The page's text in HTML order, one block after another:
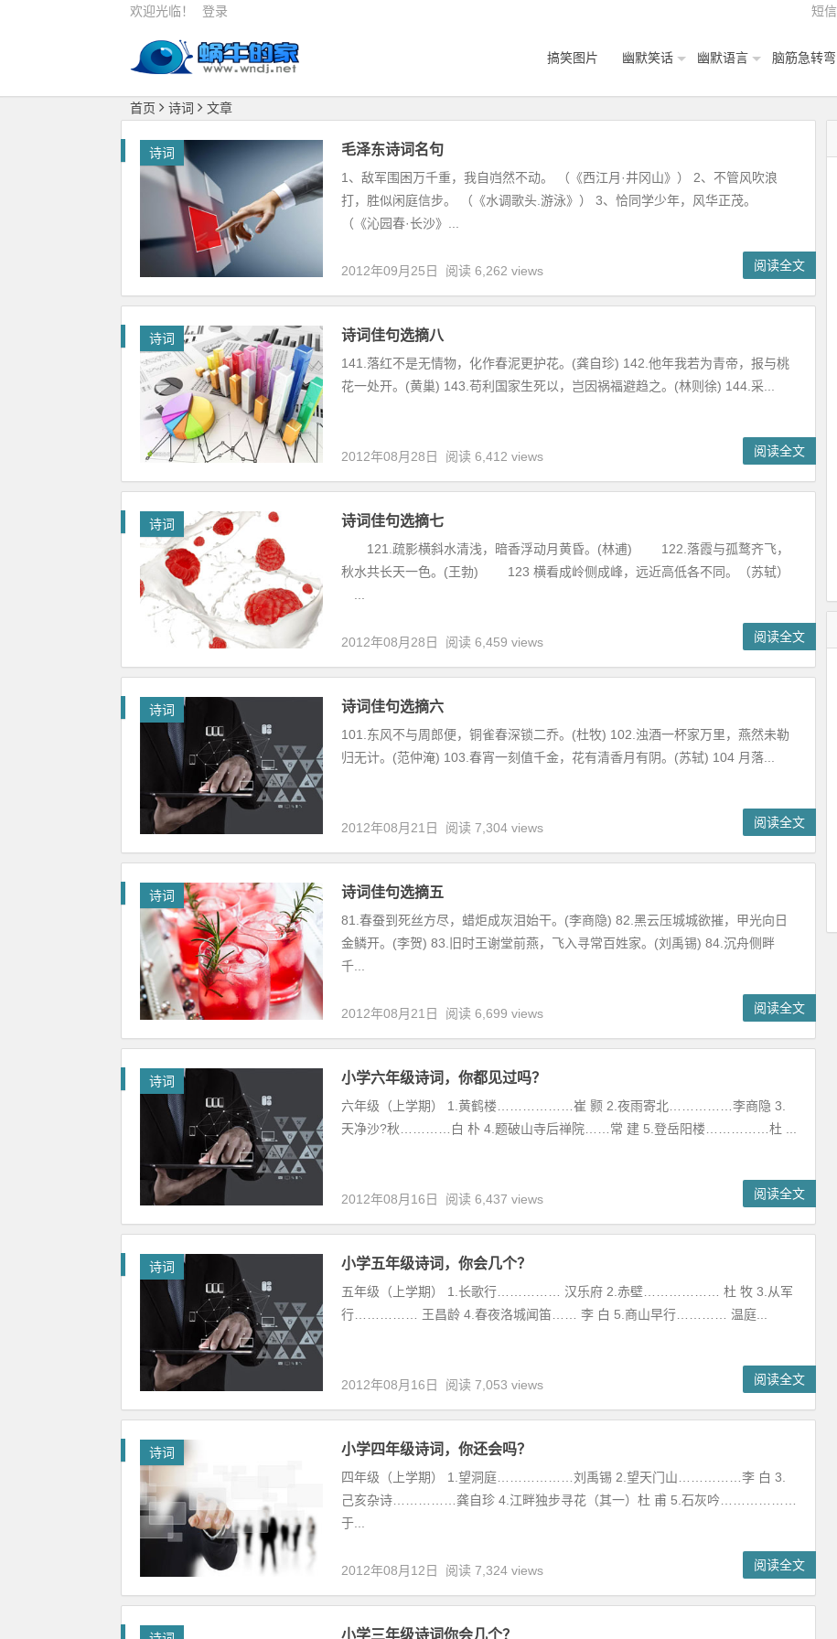
欢迎光临！ 登录 短信
搞笑图片 幽默笑话 幽默语言 脑筋急转弯
首页 诗词 文章
诗词 毛泽东诗词名句
1、敌军围困万千重，我自岿然不动。 （《西江月·井冈山》） 2、不管风吹浪
打，胜似闲庭信步。 （《水调歌头.游泳》） 3、恰同学少年，风华正茂。
（《沁园春·长沙》...
2012年09月25日 阅读 6,262 views 阅读全文
诗词 诗词佳句选摘八
141.落红不是无情物，化作春泥更护花。(龚自珍) 142.他年我若为青帝，报与桃
花一处开。(黄巢) 143.苟利国家生死以，岂因祸福避趋之。(林则徐) 144.采...
2012年08月28日 阅读 6,412 views 阅读全文
诗词 诗词佳句选摘七
121.疏影横斜水清浅，暗香浮动月黄昏。(林逋) 122.落霞与孤鹜齐飞，
秋水共长天一色。(王勃) 123 横看成岭侧成峰，远近高低各不同。（苏轼）
2012年08月28日 阅读 6,459 views 阅读全文
诗词 诗词佳句选摘六
101.东风不与周郎便，铜雀春深锁二乔。(杜牧) 102.浊酒一杯家万里，燕然未勒
归无计。(范仲淹) 103.春宵一刻值千金，花有清香月有阴。(苏轼) 104 月落...
2012年08月21日 阅读 7,304 views 阅读全文
诗词 诗词佳句选摘五
81.春蚕到死丝方尽，蜡炬成灰泪始干。(李商隐) 82.黑云压城城欲摧，甲光向日
金鳞开。(李贺) 83.旧时王谢堂前燕，飞入寻常百姓家。(刘禹锡) 84.沉舟侧畔
千...
2012年08月21日 阅读 6,699 views 阅读全文
诗词 小学六年级诗词，你都见过吗？
六年级（上学期） 1.黄鹤楼………………崔 颢 2.夜雨寄北……………李商隐 3.
天净沙?秋…………白 朴 4.题破山寺后禅院……常 建 5.登岳阳楼……………杜 ...
2012年08月16日 阅读 6,437 views 阅读全文
诗词 小学五年级诗词，你会几个？
五年级（上学期） 1.长歌行…………… 汉乐府 2.赤壁……………… 杜 牧 3.从军
行…………… 王昌龄 4.春夜洛城闻笛…… 李 白 5.商山早行………… 温庭...
2012年08月16日 阅读 7,053 views 阅读全文
诗词 小学四年级诗词，你还会吗？
四年级（上学期） 1.望洞庭………………刘禹锡 2.望天门山……………李 白 3.
己亥杂诗……………龚自珍 4.江畔独步寻花（其一）杜 甫 5.石灰吟………………
于...
2012年08月12日 阅读 7,324 views 阅读全文
小学三年级诗词你会几个？